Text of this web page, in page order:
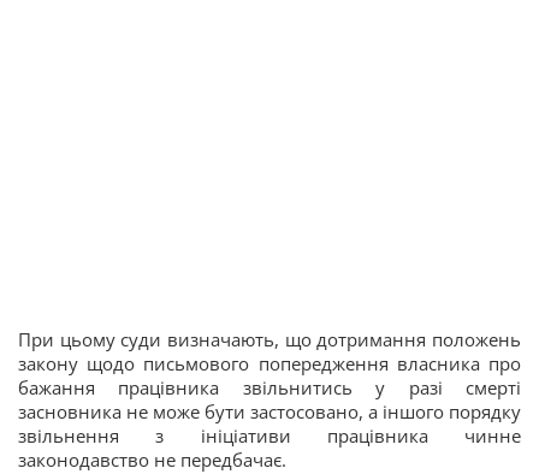
При цьому суди визначають, що дотримання положень
закону щодо письмового попередження власника про
бажання працівника звільнитись у разі смерті
засновника не може бути застосовано, а іншого порядку
звільнення з ініціативи працівника чинне
законодавство не передбачає.